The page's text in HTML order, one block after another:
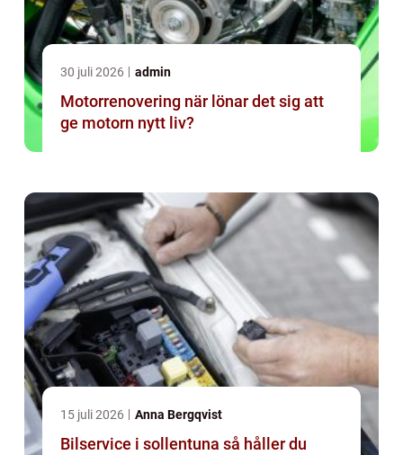
30 juli 2026 admin
Motorrenovering när lönar det sig att
ge motorn nytt liv?
15 juli 2026 Anna Bergqvist
Bilservice i sollentuna så håller du